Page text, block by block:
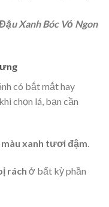
Xanh Bóc Vỏ Ngon
có bắt mắt hay
chọn lá, bạn cần
xanh tươi đậm.
rách ở bất kỳ phần